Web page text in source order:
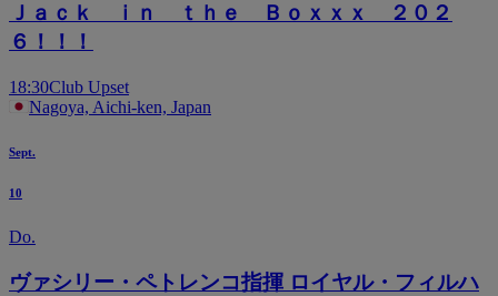
Ｊａｃｋ ｉｎ ｔｈｅ Ｂｏｘｘｘ ２０２
６！！！
18:30Club Upset
Nagoya, Aichi-ken, Japan
Sept.
10
Do.
ヴァシリー・ペトレンコ指揮 ロイヤル・フィルハ